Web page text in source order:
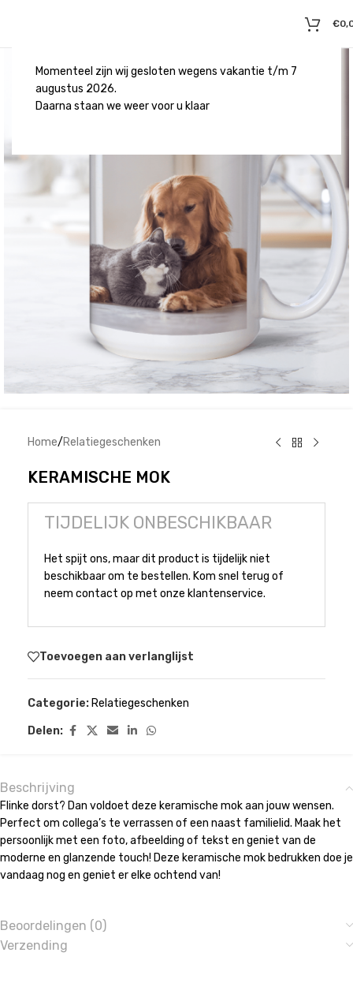
Momenteel zijn wij gesloten wegens vakantie t/m 7
augustus 2026.
Daarna staan we weer voor u klaar
€
Home/Relatiegeschenken
KERAMISCHE MOK
TIJDELIJK ONBESCHIKBAAR
Het spijt ons, maar dit product is tijdelijk niet
beschikbaar om te bestellen. Kom snel terug of
neem contact op met onze klantenservice.
Toevoegen aan verlanglijst
Categorie: Relatiegeschenken
Delen:
Beschrijving
Flinke dorst? Dan voldoet deze keramische mok aan jouw wensen.
Perfect om collega’s te verrassen of een naast familielid. Maak het
persoonlijk met een foto, afbeelding of tekst en geniet van de
moderne en glanzende touch! Deze keramische mok bedrukken doe je
vandaag nog en geniet er elke ochtend van!
Beoordelingen (0)
Verzending